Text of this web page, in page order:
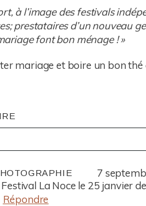
à l’image des festivals
prestataires d’un nouveau
font bon ménage ! »
mariage et boire un bon thé
7
La Noce le 25 janvier
Répondre